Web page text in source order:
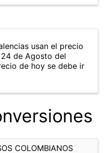
usan el precio
de Agosto del
de hoy se debe ir
COLOMBIANOS